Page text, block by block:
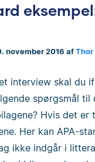
november 2016 af Thor
interview skal du
spørgsmål til
Hvis det
Her kan APA-
ikke indgår i